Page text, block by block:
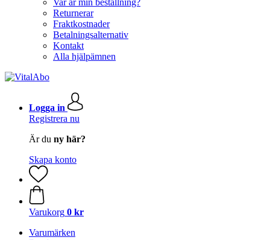
Var är min beställning?
Returnerar
Fraktkostnader
Betalningsalternativ
Kontakt
Alla hjälpämnen
Logga in
Registrera nu
Är du ny här?
Skapa konto
Varukorg 0 kr
Varumärken